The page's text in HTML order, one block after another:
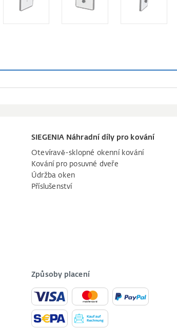
SIEGENIA Náhradní díly pro kování
Otevíravě-sklopné okenní kování
Kování pro posuvné dveře
Údržba oken
Příslušenství
Způsoby placení